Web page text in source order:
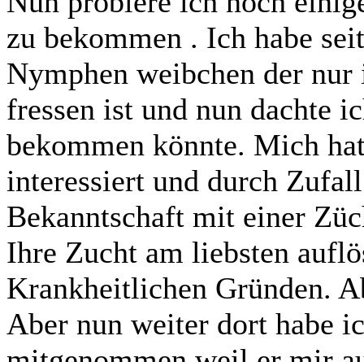
zu bekommen . Ich habe
Nymphen weibchen der
fressen ist und nun dachte
bekommen könnte. Mich
interessiert und durch
Bekanntschaft mit einer
Ihre Zucht am liebsten
Krankheitlichen Gründen.
Aber nun weiter dort habe